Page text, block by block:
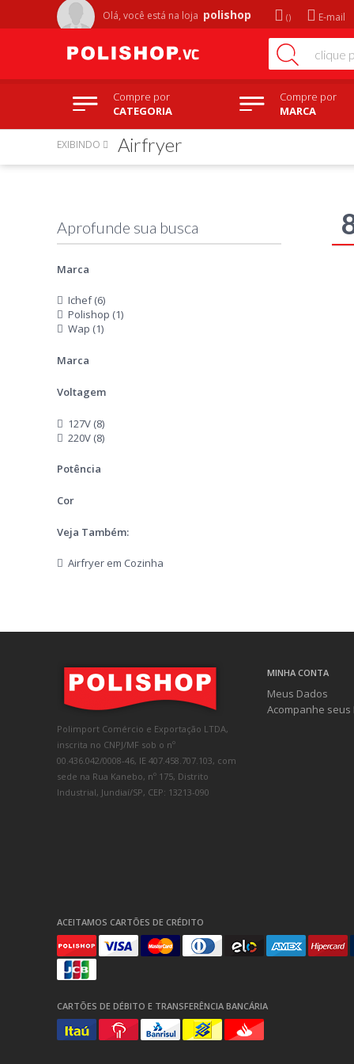
Olá, você está na loja polishop E-mail
Compre por
CATEGORIA
Compre por
MARCA
Marca
Ichef (6)
Polishop (1)
Wap (1)
Marca
Voltagem
127V (8)
220V (8)
Potência
Cor
Veja Também:
Airfryer em Cozinha
EXIBINDO Airfryer
Polimport Comércio e Exportação LTDA,
inscrita no CNPJ/MF sob o nº
00.436.042/0008-46, IE 407.458.707.103, com
sede na Rua Kanebo, nº 175, Distrito
Industrial, Jundiaí/SP, CEP: 13213-090
MINHA CONTA
Meus Dados
Acompanhe seus
ACEITAMOS CARTÕES DE CRÉDITO
CARTÕES DE DÉBITO E TRANSFERÊNCIA BANCÁRIA